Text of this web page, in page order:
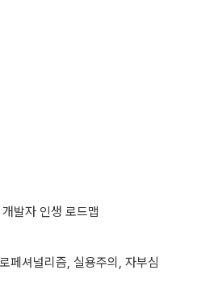
발자 인생 로드맵
페셔널리즘, 실용주의, 자부심